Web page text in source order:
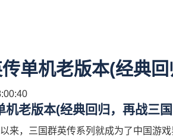
单机老版本(经典
机老版本(经典回归，再战三
来，三国群英传系列就成为了中国游